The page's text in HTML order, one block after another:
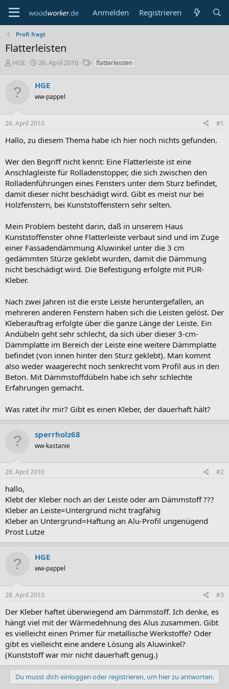
Anmelden Registrieren
Profi fragt
Flatterleisten
E
t
l
e
HGE
E
t
e
l
t
a
m
26. April 2010
S
w
r
t
flatterleisten
HGE
ww-pappel
26. April 2010 #1
Hallo, zu diesem Thema habe ich hier noch nichts gefunden.
Wer den Begriff nicht kennt: Eine Flatterleiste ist eine
Anschlagleiste für Rolladenstopper, die sich zwischen den
Rolladenführungen eines Fensters unter dem Sturz befindet,
damit dieser nicht beschädigt wird. Gibt es meist nur bei
Holzfenstern, bei Kunststoffenstern sehr selten.
Mein Problem besteht darin, daß in unserem Haus
Kunststoffenster ohne Flatterleiste verbaut sind und im Zuge
einer Fassadendämmung Aluwinkel unter die 3 cm
gedämmten Stürze geklebt wurden, damit die Dämmung
nicht beschädigt wird. Die Befestigung erfolgte mit PUR-
Kleber.
Nach zwei Jahren ist die erste Leiste heruntergefallen, an
mehreren anderen Fenstern haben sich die Leisten gelöst. Der
Kleberauftrag erfolgte über die ganze Länge der Leiste. Ein
Andübeln geht sehr schlecht, da sich über dieser 3-cm-
Dämmplatte im Bereich der Leiste eine weitere Dämmplatte
befindet (von innen hinter den Sturz geklebt). Man kommt
also weder waagerecht noch senkrecht vom Profil aus in den
Beton. Mit Dämmstoffdübeln habe ich sehr schlechte
Erfahrungen gemacht.
Was ratet ihr mir? Gibt es einen Kleber, der dauerhaft hält?
sperrholz68
ww-kastanie
28. April 2010 #2
hallo,
Klebt der Kleber noch an der Leiste oder am Dämmstoff ???
Kleber an Leiste=Untergrund nicht tragfähig
Kleber an Untergrund=Haftung an Alu-Profil ungenügend
Prost Lutze
HGE
ww-pappel
28. April 2010 #3
Der Kleber haftet überwiegend am Dämmstoff. Ich denke, es
hängt viel mit der Wärmedehnung des Alus zusammen. Gibt
es vielleicht einen Primer für metallische Werkstoffe? Oder
gibt es vielleicht eine andere Lösung als Aluwinkel?
(Kunststoff war mir nicht dauerhaft genug.)
Du musst dich einloggen oder registrieren, um hier zu antworten.